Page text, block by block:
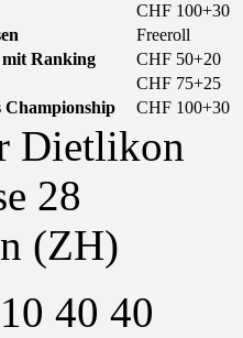
CHF 100+30
Freeroll
Ranking
CHF 50+20
CHF 75+25
Championship CHF 100+30
Dietlikon
28
(ZH)
40 40